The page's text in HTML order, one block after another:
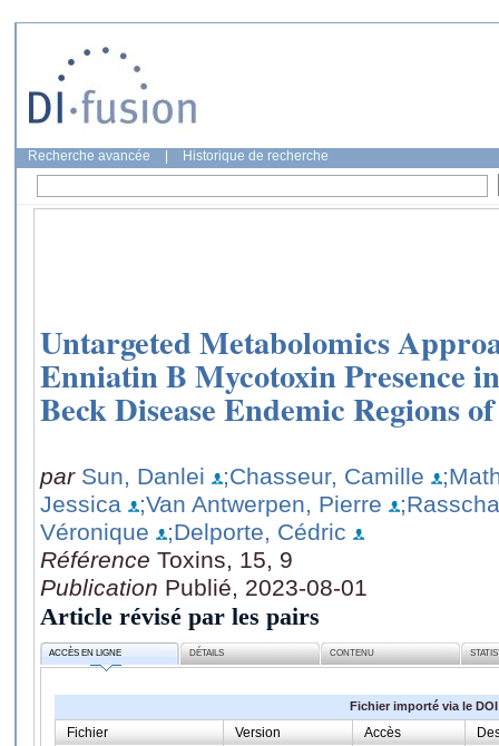
Recherche avancée Historique de recherche
Untargeted Metabolomics
Enniatin B Mycotoxin Presence
Beck Disease Endemic Regions
par Sun, Danlei ;Chasseur, Camille
Jessica
;Van Antwerpen, Pierre
Véronique
;Delporte, Cédric
Référence Toxins, 15, 9
Publication Publié, 2023-08-01
Article révisé par les pairs
ACCÈS EN LIGNE DÉTAILS CONTENU
Fichier importé via le DOI
Fichier Version Accès